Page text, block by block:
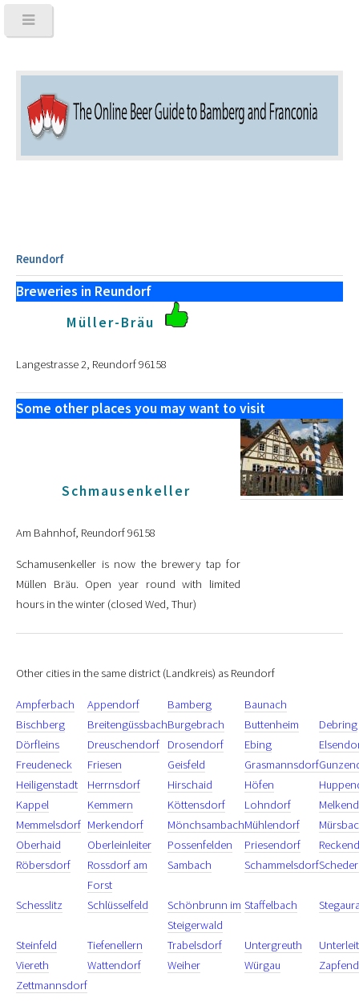
Reundorf
Breweries in Reundorf
Müller-Bräu
Langestrasse 2, Reundorf 96158
Some other places you may want to visit
Schmausenkeller
Am Bahnhof, Reundorf 96158
Schamusenkeller is now the brewery tap for
Müllen Bräu. Open year round with limited
hours in the winter (closed Wed, Thur)
Other cities in the same district (Landkreis) as Reundorf
Ampferbach Appendorf Bamberg
Baunach
Bischberg
BreitengüssbachBurgebrach Buttenheim
Debring
Dörfleins
Dreuschendorf Drosendorf Ebing
Freudeneck
Friesen Geisfeld Grasmannsdorf
Heiligenstadt
Herrnsdorf Hirschaid Höfen
Kappel
Kemmern Köttensdorf Lohndorf
Memmelsdorf Merkendorf MönchsambachMühlendorf
Oberhaid
Oberleinleiter Possenfelden Priesendorf
Röbersdorf
Rossdorf am
Forst
Sambach Schammelsdorf
Schesslitz Schlüsselfeld
Schönbrunn im
Steigerwald
Staffelbach
Steinfeld Tiefenellern Trabelsdorf Untergreuth
Viereth
Wattendorf Weiher Würgau
Zettmannsdorf